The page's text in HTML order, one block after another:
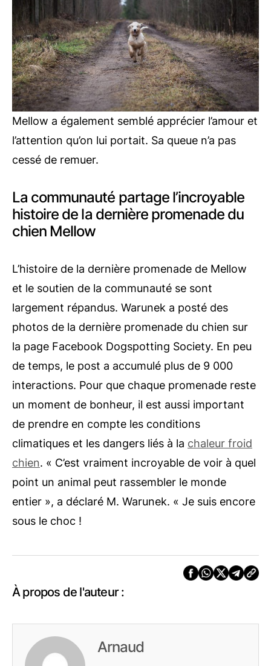
Mellow a également semblé apprécier l’amour et
l’attention qu’on lui portait. Sa queue n’a pas
cessé de remuer.
La communauté partage l’incroyable
histoire de la dernière promenade du
chien Mellow
L’histoire de la dernière promenade de Mellow
et le soutien de la communauté se sont
largement répandus. Warunek a posté des
photos de la dernière promenade du chien sur
la page Facebook Dogspotting Society. En peu
de temps, le post a accumulé plus de 9 000
interactions. Pour que chaque promenade reste
un moment de bonheur, il est aussi important
de prendre en compte les conditions
climatiques et les dangers liés à la chaleur froid
chien. « C’est vraiment incroyable de voir à quel
point un animal peut rassembler le monde
entier », a déclaré M. Warunek. « Je suis encore
sous le choc !
À propos de l'auteur :
Arnaud